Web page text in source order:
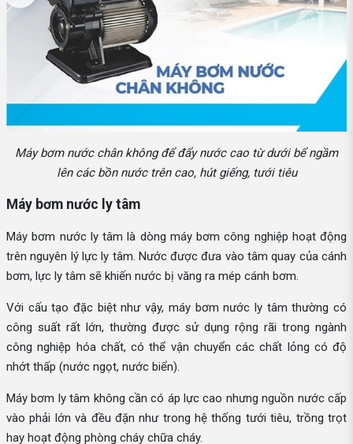
Máy bơm nước chân không để đẩy nước cao từ dưới bể ngầm
lên các bồn nước trên cao, hút giếng, tưới tiêu
Máy bơm nước ly tâm
Máy bơm nước ly tâm là dòng máy bơm công nghiệp hoạt động
trên nguyên lý lực ly tâm. Nước được đưa vào tâm quay của cánh
bơm, lực ly tâm sẽ khiến nước bị văng ra mép cánh bơm.
Với cấu tạo đặc biệt như vậy, máy bơm nước ly tâm thường có
công suất rất lớn, thường được sử dụng rộng rãi trong ngành
công nghiệp hóa chất, có thể vận chuyển các chất lỏng có độ
nhớt thấp (nước ngọt, nước biển).
Máy bơm ly tâm không cần có áp lực cao nhưng nguồn nước cấp
vào phải lớn và đều đặn như trong hệ thống tưới tiêu, trồng trọt
hay hoạt động phòng cháy chữa cháy.